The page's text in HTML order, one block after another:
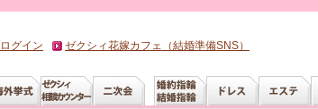
ログイン ゼクシィ花嫁カフェ（結婚準備SNS）